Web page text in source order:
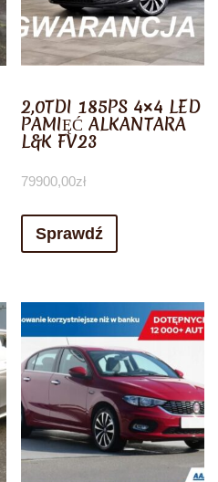
2,0TDI 185PS 4×4 LED
PAMIĘĆ ALKANTARA
L&K FV23
79900,00zł
Sprawdź